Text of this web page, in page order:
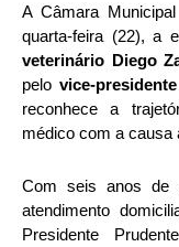
A Câmara
quarta-feira (22), a
veterinário Diego
pelo vice-
reconhece a
médico com a causa
Com seis anos de
atendimento
Presidente